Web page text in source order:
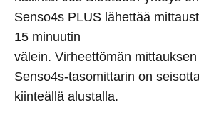
Senso4s PLUS lähettää
15 minuutin
välein. Virheettömän
Senso4s-tasomittarin on
kiinteällä alustalla.